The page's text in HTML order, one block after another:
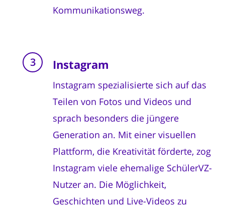
Kommunikationsweg.
Instagram
Instagram spezialisierte sich auf das
Teilen von Fotos und Videos und
sprach besonders die jüngere
Generation an. Mit einer visuellen
Plattform, die Kreativität förderte, zog
Instagram viele ehemalige SchülerVZ-
Nutzer an. Die Möglichkeit,
Geschichten und Live-Videos zu